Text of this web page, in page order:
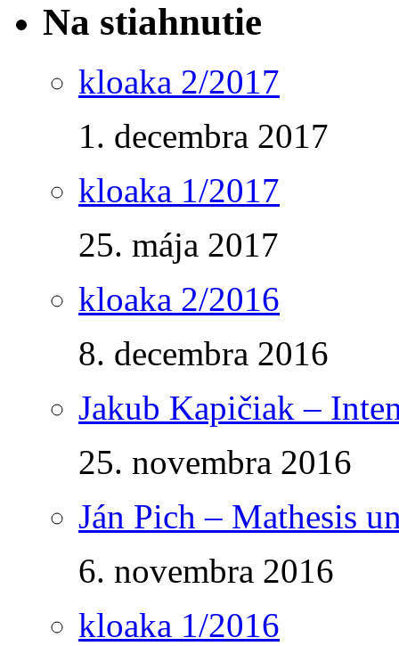
Na stiahnutie
kloaka 2/2017
1. decembra 2017
kloaka 1/2017
25. mája 2017
kloaka 2/2016
8. decembra 2016
Jakub Kapičiak –
25. novembra 2016
Ján Pich – Mathesis
6. novembra 2016
kloaka 1/2016